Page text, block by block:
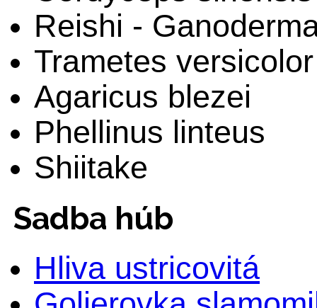
Reishi -
Trametes versicolor
Agaricus blezei
Phellinus linteus
Shiitake
Sadba húb
Hliva ustricovitá